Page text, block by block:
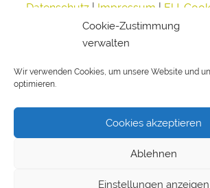
Cookie-Zustimmung
verwalten
Wir verwenden Cookies, um unsere Website und
optimieren.
Cookies akzeptieren
Ablehnen
Einstellungen anzeigen
Datenschutz| Impressum | EU-